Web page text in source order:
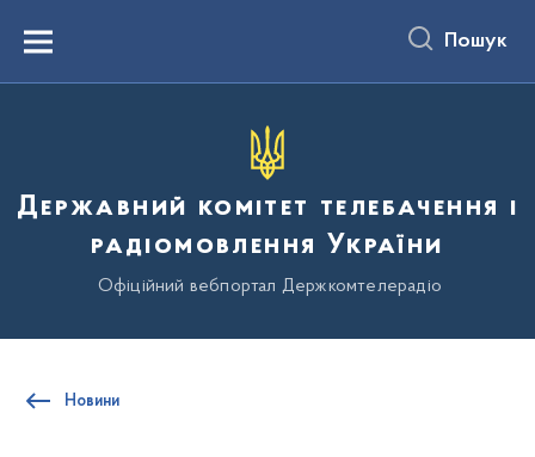
вмістуMenu Пошук
Державний комітет телебачення і
радіомовлення України
Офіційний вебпортал Держкомтелерадіо
Новини